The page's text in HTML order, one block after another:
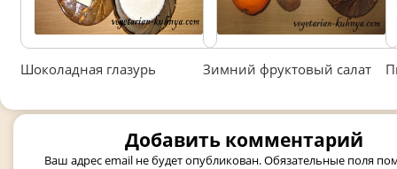
Шоколадная глазурь Зимний фруктовый салат
Добавить комментарий
Ваш адрес email не будет опубликован.Обязательные поля